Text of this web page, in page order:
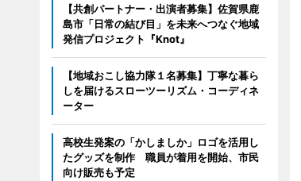
【共創パートナー・出演者募集】佐賀県鹿
島市「日常の結び目」を未来へつなぐ地域
発信プロジェクト『Knot』
【地域おこし協力隊１名募集】丁寧な暮ら
しを届けるスローツーリズム・コーディネ
ーター
高校生発案の「かしましか」ロゴを活用し
たグッズを制作 職員が着用を開始、市民
向け販売も予定